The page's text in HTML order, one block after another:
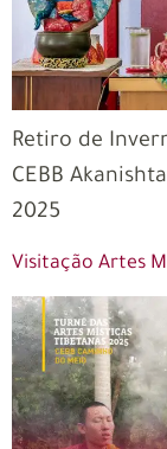
Retiro de
CEBB
2025
Visitação Artes